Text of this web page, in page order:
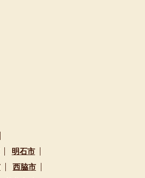
明石市
西脇市